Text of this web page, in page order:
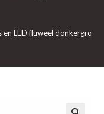
en LED fluweel